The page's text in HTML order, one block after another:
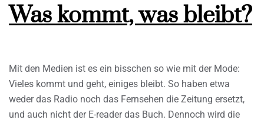
Was kommt, was bleibt?
Mit den Medien ist es ein bisschen so wie mit der Mode:
Vieles kommt und geht, einiges bleibt. So haben etwa
weder das Radio noch das Fernsehen die Zeitung ersetzt,
und auch nicht der E-reader das Buch. Dennoch wird die